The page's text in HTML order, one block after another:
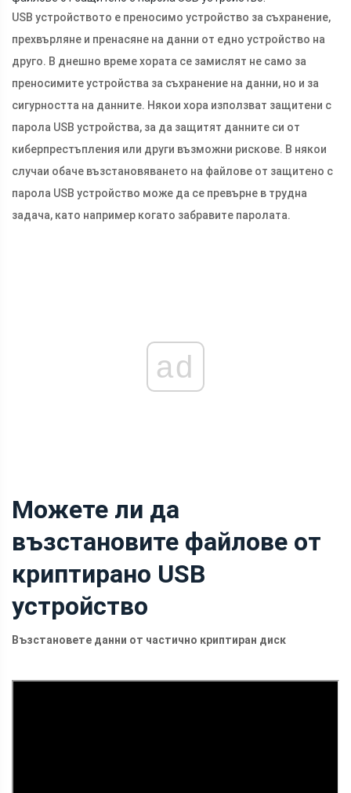
USB устройството е преносимо устройство за съхранение,
прехвърляне и пренасяне на данни от едно устройство на
друго. В днешно време хората се замислят не само за
преносимите устройства за съхранение на данни, но и за
сигурността на данните. Някои хора използват защитени с
парола USB устройства, за да защитят данните си от
киберпрестъпления или други възможни рискове. В някои
случаи обаче възстановяването на файлове от защитено с
парола USB устройство може да се превърне в трудна
задача, като например когато забравите паролата.
ad
Можете ли да
възстановите файлове от
криптирано USB
устройство
Възстановете данни от частично криптиран диск